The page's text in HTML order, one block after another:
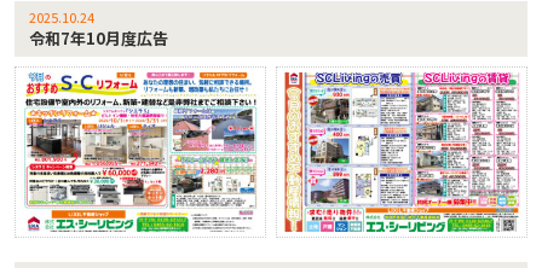
2025.10.24
令和7年10月度広告